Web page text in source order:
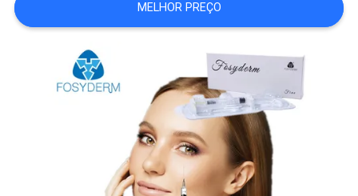
ORÇAMENTO
SHOPPING
ONLINE
MELHOR PREÇO